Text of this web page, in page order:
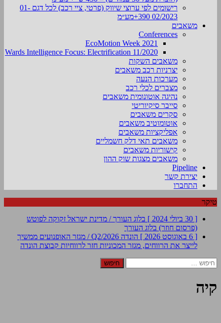
רישומים לפי ערוצי שיווק (פרטי, ציי רכב) לכל דגם 01-
02/2023 390+מע״מ
משאבים
Conferences
EcoMotion Week 2021
Wards Intelligence Focus: Electrification 11/2020
משאבים השקות
יצרניות רכב משאבים
מערכות הנעה
מצברים לכלי רכב
נהיגה אוטונומית משאבים
סייבר סיקיוריטי
סקרים משאבים
אוטומוטיב משאבים
אפליקציות משאבים
משאבים תאי דלק חשמליים
קישוריות משאבים
משאבים מצגות שוק ההון
Pipeline
יצירת קשר
התחברו
טיקר
[ 30 ביולי 2024 ]
בלוג העורך / מדינת ישראל זקוקה לפוטש
(פרסום חוזר) בלוג העורך
[ 6 באוגוסט 2026 ]
הונדה Q2/2026 / מגזר האופנועים ממשיך
לייצר את הרווחים, מגזר המכוניות חזר לרווחיות קבוצת הונדה
חיפוש:
קיה